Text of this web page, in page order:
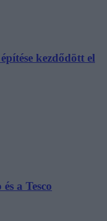
kezdődött el
a Tesco